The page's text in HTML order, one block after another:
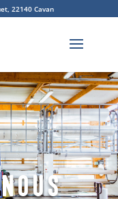
22140 Cavan